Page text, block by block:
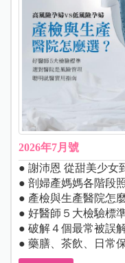
2026年7月號
● 謝沛恩 從甜美少女
● 剖婦產媽媽各階段
● 產檢與生產醫院怎
● 好醫師５大檢驗標
● 破解４個最常被誤
● 藥膳、茶飲、日常